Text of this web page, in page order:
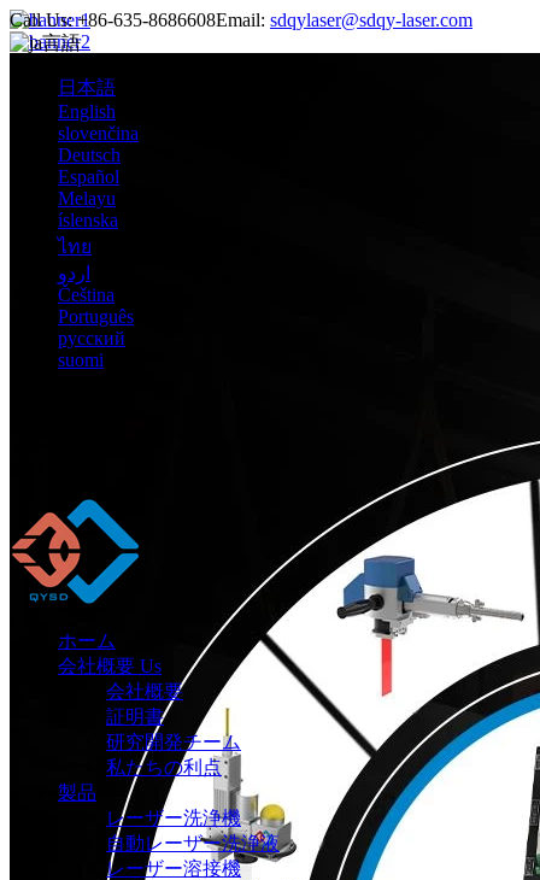
Call Us: +86-635-8686608Email: sdqylaser@sdqy-laser.com
言語
日本語
English
slovenčina
Deutsch
Español
Melayu
íslenska
ไทย
اردو
Čeština
Português
русский
suomi
ホーム
会社概要 Us
会社概要
証明書
研究開発チーム
私たちの利点
製品
レーザー洗浄機
自動レーザー洗浄液
レーザー溶接機